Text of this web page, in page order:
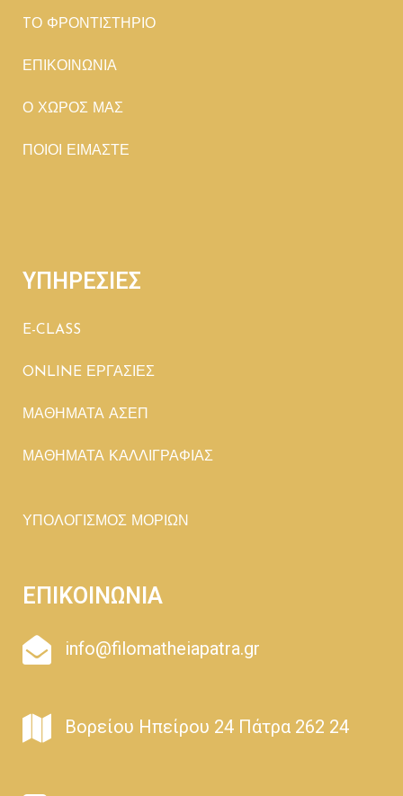
TΟ ΦΡΟΝΤΙΣΤΗΡΙΟ
ΕΠΙΚΟΙΝΩΝΙΑ
Ο ΧΩΡΟΣ ΜΑΣ
ΠΟΙΟΙ ΕΙΜΑΣΤΕ
ΥΠΗΡΕΣΙΕΣ
E-CLASS
ONLINE ΕΡΓΑΣΙΕΣ
ΜΑΘΗΜΑΤΑ ΑΣΕΠ
ΜΑΘΗΜΑΤΑ ΚΑΛΛΙΓΡΑΦΙΑΣ
ΥΠΟΛΟΓΙΣΜΟΣ ΜΟΡΙΩΝ
ΕΠΙΚΟΙΝΩΝΙΑ
info@filomatheiapatra.gr
Βορείου Ηπείρου 24 Πάτρα 262 24